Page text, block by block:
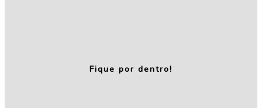
Fique por dentro!